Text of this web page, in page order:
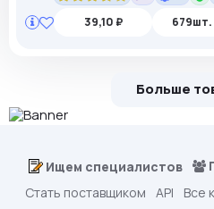
39,10 ₽ 679шт.
Больше
Ищем специалистов
Стать поставщиком
API Все